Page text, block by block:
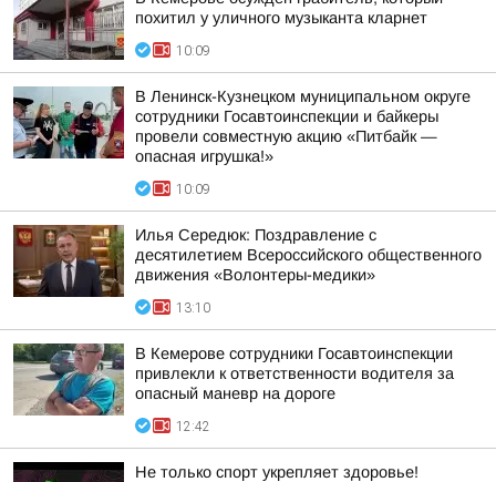
похитил у уличного музыканта кларнет
10:09
В Ленинск-Кузнецком муниципальном округе
сотрудники Госавтоинспекции и байкеры
провели совместную акцию «Питбайк —
опасная игрушка!»
10:09
Илья Середюк: Поздравление с
десятилетием Всероссийского общественного
движения «Волонтеры-медики»
13:10
В Кемерове сотрудники Госавтоинспекции
привлекли к ответственности водителя за
опасный маневр на дороге
12:42
Не только спорт укрепляет здоровье!